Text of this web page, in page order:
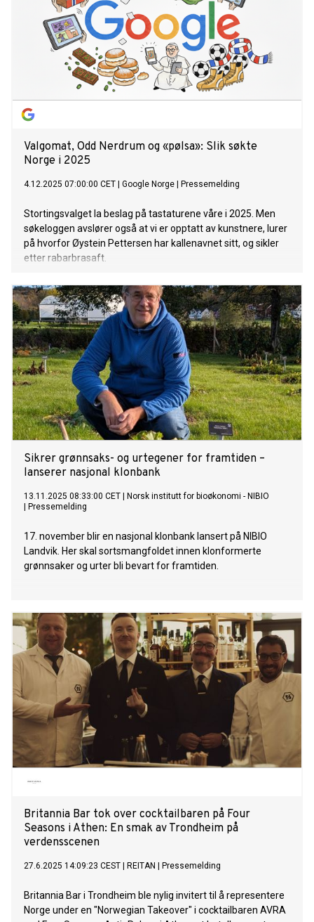
Valgomat, Odd Nerdrum og «pølsa»: Slik søkte
Norge i 2025
4.12.2025 07:00:00 CET Google Norge Pressemelding
Stortingsvalget la beslag på tastaturene våre i 2025. Men
søkeloggen avslører også at vi er opptatt av kunstnere, lurer
på hvorfor Øystein Pettersen har kallenavnet sitt, og sikler
etter rabarbrasaft.
Sikrer grønnsaks- og urtegener for framtiden –
lanserer nasjonal klonbank
13.11.2025 08:33:00 CET
Norsk institutt for bioøkonomi - NIBIO
Pressemelding
17. november blir en nasjonal klonbank lansert på NIBIO
Landvik. Her skal sortsmangfoldet innen klonformerte
grønnsaker og urter bli bevart for framtiden.
Britannia Bar tok over cocktailbaren på Four
Seasons i Athen: En smak av Trondheim på
verdensscenen
27.6.2025 14:09:23 CEST REITAN Pressemelding
Britannia Bar i Trondheim ble nylig invitert til å representere
Norge under en "Norwegian Takeover" i cocktailbaren AVRA